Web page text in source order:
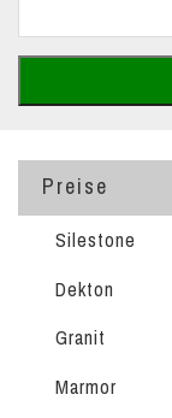
Preise
Silestone
Dekton
Granit
Marmor